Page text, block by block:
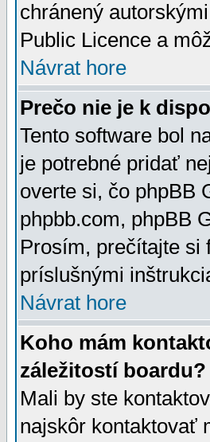
chránený
Public Licence a
Návrat hore
Prečo nie je k
Tento software bol
je potrebné pridať
overte si, čo phpBB
phpbb.com, phpBB
Prosím, prečítajte si
príslušnými
Návrat hore
Koho mám
záležitostí boardu?
Mali by ste
najskôr kontaktovať